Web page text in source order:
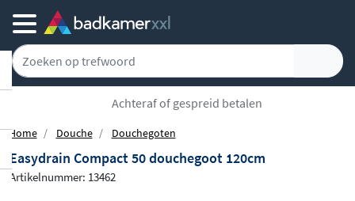
Achteraf of gespreid betalen
Home Douche Douchegoten
Easydrain Compact 50 douchegoot 120cm
Artikelnummer: 13462